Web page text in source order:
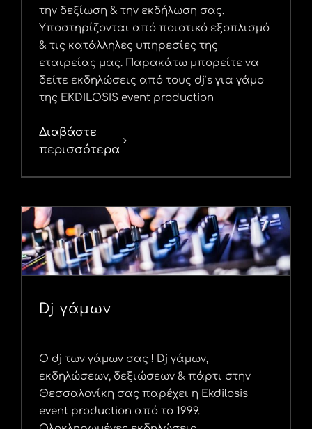
την δεξίωση & την εκδήλωση σας.
Υποστηρίζονται από ποιοτικό εξοπλισμό
& τις κατάλληλες υπηρεσίες της
εταιρείας μας. Παρακάτω μπορείτε να
δείτε εκδηλώσεις από τους dj’s για γάμο
της EKDILOSIS event production
Διαβάστε
περισσότερα
Dj γάμων
Ο dj των γάμων σας ! Dj γάμων,
εκδηλώσεων, δεξιώσεων & πάρτι στην
Θεσσαλονίκη σας παρέχει η Ekdilosis
event production από το 1999.